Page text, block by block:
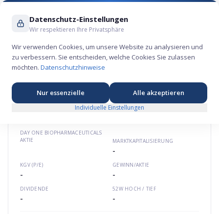
Suche ...
Day One Biopharmaceuticals Aktie –
Gesundheits-Börsengang 2021
Nordamerika ⚕️ dayonebio.com ★★
DAY ONE BIOPHARMACEUTICALS
AKTIE
MARKTKAPITALISIERUNG
-
KGV (P/E)
-
GEWINN/AKTIE
-
DIVIDENDE
-
52W HOCH / TIEF
-
Datenschutz-Einstellungen
Wir respektieren Ihre Privatsphäre
Wir verwenden Cookies, um unsere Website zu analysieren und
zu verbessern. Sie entscheiden, welche Cookies Sie zulassen
möchten. Datenschutzhinweise
Nur essenzielle Alle akzeptieren
Individuelle Einstellungen